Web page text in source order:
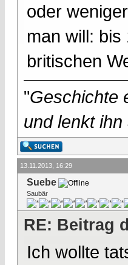
oder
man will:
britischen
"Geschichte
und lenkt
13.11.2013, 16:29
Suebe
Saubär
RE: Beitrag
Ich wollte